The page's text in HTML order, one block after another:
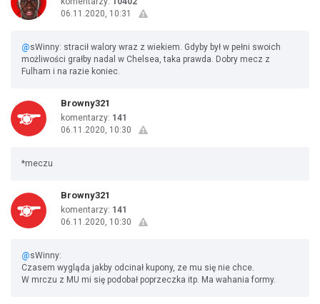
06.11.2020, 10:31
@sWinny: stracił walory wraz z wiekiem. Gdyby był w pełni swoich
możliwości grałby nadal w Chelsea, taka prawda. Dobry mecz z
Fulham i na razie koniec.
Browny321
komentarzy: 141
06.11.2020, 10:30
*meczu
Browny321
komentarzy: 141
06.11.2020, 10:30
@sWinny:
Czasem wygląda jakby odcinał kupony, ze mu się nie chce.
W mrczu z MU mi się podobał poprzeczka itp. Ma wahania formy.